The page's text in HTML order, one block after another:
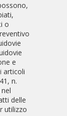
o
e
articoli
n.
delle
utilizzo